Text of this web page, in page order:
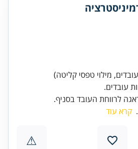
לרווחת העובד בסניף.
קרא עוד
⚠